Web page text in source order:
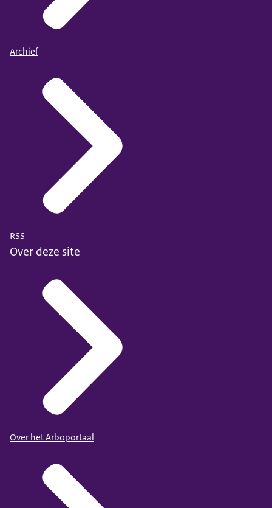
Archief
RSS
Over deze site
Over het Arboportaal